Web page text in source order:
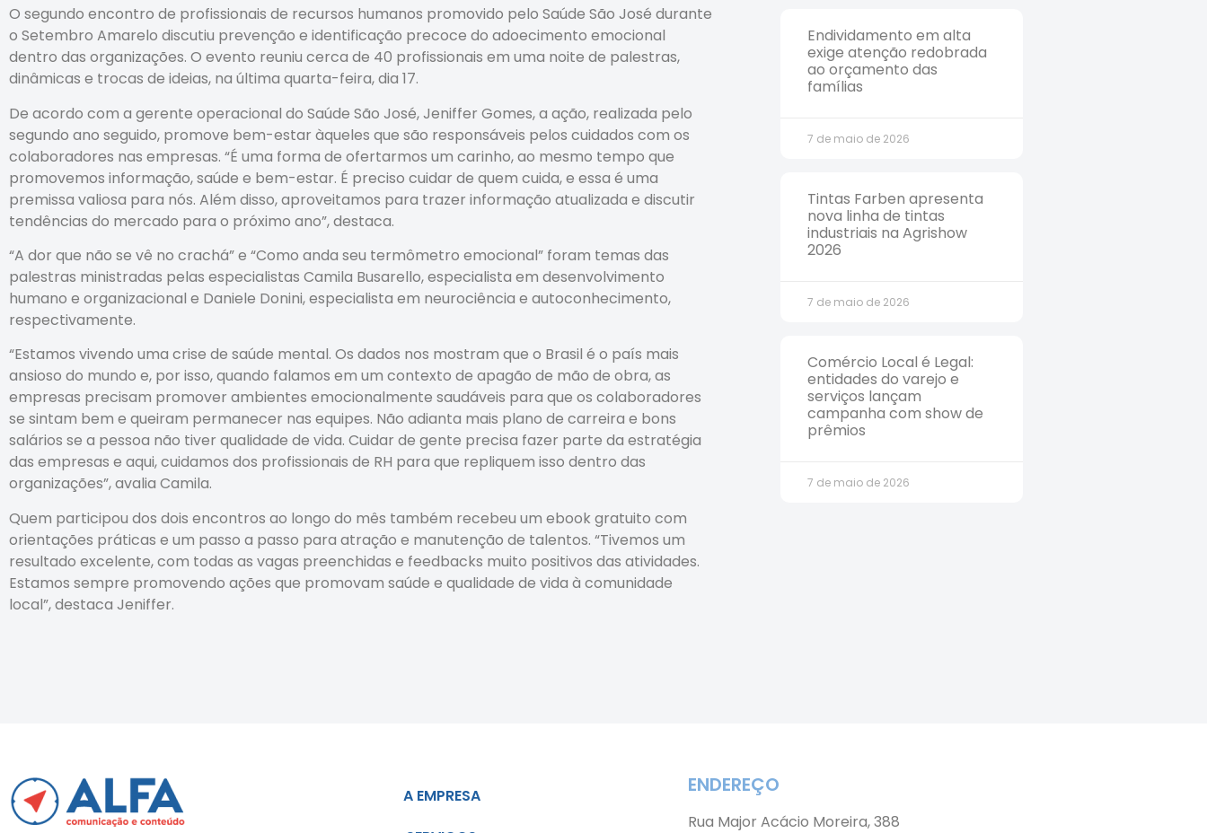
O segundo encontro de profissionais de recursos humanos promovido pelo Saúde São José durante
o Setembro Amarelo discutiu prevenção e identificação precoce do adoecimento emocional
dentro das organizações. O evento reuniu cerca de 40 profissionais em uma noite de palestras,
dinâmicas e trocas de ideias, na última quarta-feira, dia 17.
De acordo com a gerente operacional do Saúde São José, Jeniffer Gomes, a ação, realizada pelo
segundo ano seguido, promove bem-estar àqueles que são responsáveis pelos cuidados com os
colaboradores nas empresas. “É uma forma de ofertarmos um carinho, ao mesmo tempo que
promovemos informação, saúde e bem-estar. É preciso cuidar de quem cuida, e essa é uma
premissa valiosa para nós. Além disso, aproveitamos para trazer informação atualizada e discutir
tendências do mercado para o próximo ano”, destaca.
“A dor que não se vê no crachá” e “Como anda seu termômetro emocional” foram temas das
palestras ministradas pelas especialistas Camila Busarello, especialista em desenvolvimento
humano e organizacional e Daniele Donini, especialista em neurociência e autoconhecimento,
respectivamente.
“Estamos vivendo uma crise de saúde mental. Os dados nos mostram que o Brasil é o país mais
ansioso do mundo e, por isso, quando falamos em um contexto de apagão de mão de obra, as
empresas precisam promover ambientes emocionalmente saudáveis para que os colaboradores
se sintam bem e queiram permanecer nas equipes. Não adianta mais plano de carreira e bons
salários se a pessoa não tiver qualidade de vida. Cuidar de gente precisa fazer parte da estratégia
das empresas e aqui, cuidamos dos profissionais de RH para que repliquem isso dentro das
organizações”, avalia Camila.
Quem participou dos dois encontros ao longo do mês também recebeu um ebook gratuito com
orientações práticas e um passo a passo para atração e manutenção de talentos. “Tivemos um
resultado excelente, com todas as vagas preenchidas e feedbacks muito positivos das atividades.
Estamos sempre promovendo ações que promovam saúde e qualidade de vida à comunidade
local”, destaca Jeniffer.
Endividamento em alta
exige atenção redobrada
ao orçamento das
famílias
7 de maio de 2026
Tintas Farben apresenta
nova linha de tintas
industriais na Agrishow
2026
7 de maio de 2026
Comércio Local é Legal:
entidades do varejo e
serviços lançam
campanha com show de
prêmios
7 de maio de 2026
A EMPRESA
ENDEREÇO
Rua Major Acácio Moreira, 388